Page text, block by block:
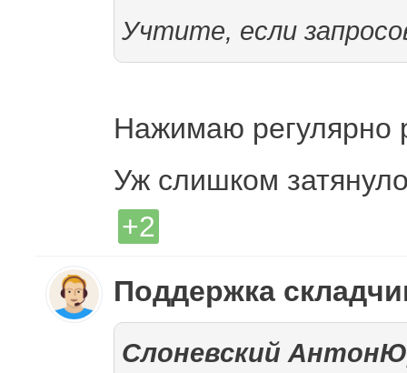
Учтите, если
Нажимаю регулярно
Уж слишком
+2
Поддержка
Слоневский